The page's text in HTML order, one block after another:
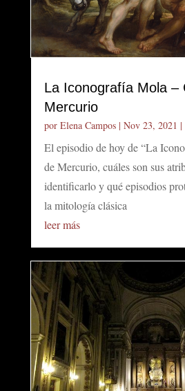
La Iconografía Mola –
Mercurio
por Elena Campos| Nov 23, 2021 |
El episodio de hoy de “La
de Mercurio, cuáles son sus
identificarlo y qué episodios
la mitología clásica
leer más